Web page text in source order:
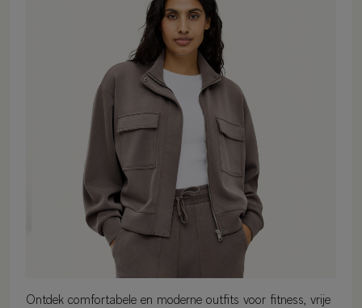
Ontdek comfortabele en moderne outfits voor fitness, vrije